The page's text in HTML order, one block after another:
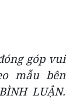
góp vui
mẫu bên
LUẬN.